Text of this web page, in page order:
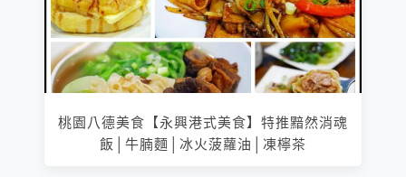
桃園八德美食【永興港式美食】特推黯然消魂
飯│牛腩麵│冰火菠蘿油│凍檸茶